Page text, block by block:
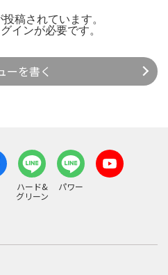
稿されています。
グインが必要です。
ーを書く
ハード&
グリーン
パワー